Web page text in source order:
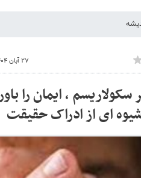
۲۷ آبان ۱۴۰۴ - ۱۶:۳۲
، ایمان را
شیوه ای از ادراک حقیقت